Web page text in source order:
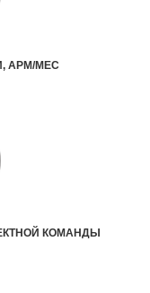
АРМ/МЕС
КОМАНДЫ